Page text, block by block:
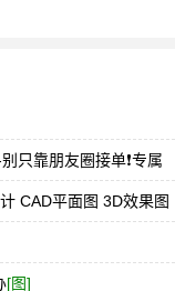
只靠朋友圈接单❗️专属
CAD平面图 3D效果图
[图]